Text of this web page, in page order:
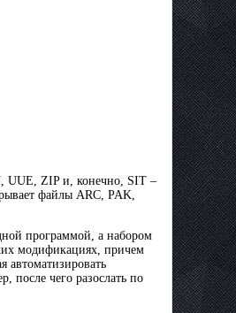
UUE, ZIP и, конечно, SIT –
файлы ARC, PAK,
программой, а набором
модификациях, причем
автоматизировать
после чего разослать по